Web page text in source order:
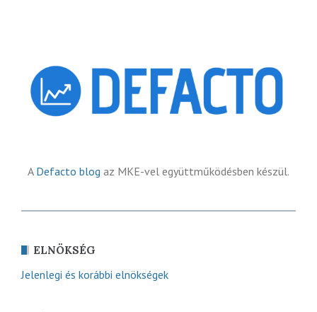
A Defacto blog az MKE-vel együttműködésben készül.
ELNÖKSÉG
Jelenlegi és korábbi elnökségek